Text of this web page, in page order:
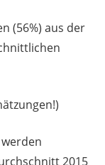
(56%) aus der
2015